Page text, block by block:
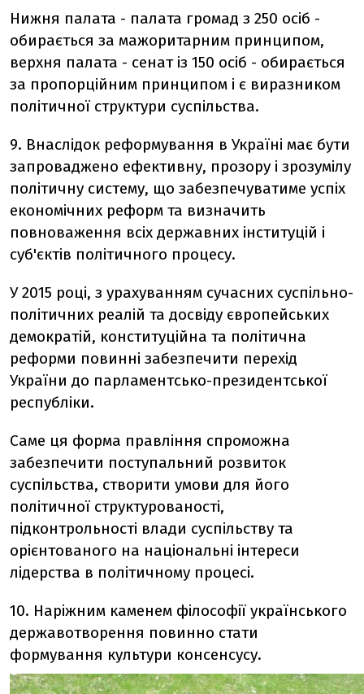
Нижня палата - палата громад з 250 осіб -
обирається за мажоритарним принципом,
верхня палата - сенат із 150 осіб - обирається
за пропорційним принципом і є виразником
політичної структури суспільства.
9. Внаслідок реформування в Україні має бути
запроваджено ефективну, прозору і зрозумілу
політичну систему, що забезпечуватиме успіх
економічних реформ та визначить
повноваження всіх державних інституцій і
суб'єктів політичного процесу.
У 2015 році, з урахуванням сучасних суспільно-
політичних реалій та досвіду європейських
демократій, конституційна та політична
реформи повинні забезпечити перехід
України до парламентсько-президентської
республіки.
Саме ця форма правління спроможна
забезпечити поступальний розвиток
суспільства, створити умови для його
політичної структурованості,
підконтрольності влади суспільству та
орієнтованого на національні інтереси
лідерства в політичному процесі.
10. Наріжним каменем філософії українського
державотворення повинно стати
формування культури консенсусу.